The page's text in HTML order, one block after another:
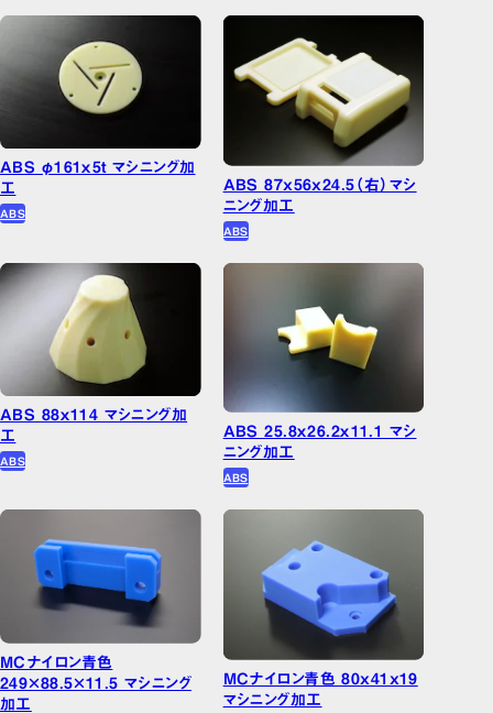
ABS φ161ｘ5t マシニング加
工
ABS
ABS 87x56x24.5（右）マシ
ニング加工
ABS
ABS 88ｘ114 マシニング加
工
ABS
ABS 25.8ｘ26.2ｘ11.1 マシ
ニング加工
ABS
MCナイロン青色
249×88.5×11.5 マシニング
加工
MCナイロン青色 80x41x19
マシニング加工